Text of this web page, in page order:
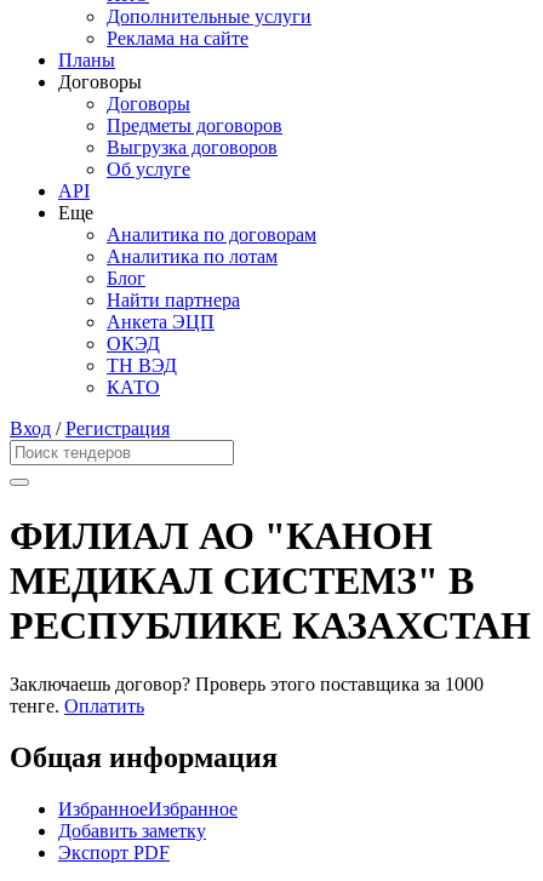
Дополнительные услуги
Реклама на сайте
Планы
Договоры
Договоры
Предметы договоров
Выгрузка договоров
Об услуге
API
Еще
Аналитика по договорам
Аналитика по лотам
Блог
Найти партнера
Анкета ЭЦП
ОКЭД
ТН ВЭД
КАТО
Вход /Регистрация
ФИЛИАЛ АО "КАНОН
МЕДИКАЛ СИСТЕМЗ" В
РЕСПУБЛИКЕ КАЗАХСТАН
Заключаешь договор? Проверь этого поставщика за 1000
тенге. Оплатить
Общая информация
ИзбранноеИзбранное
Добавить заметку
Экспорт PDF